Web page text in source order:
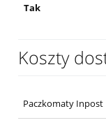
Tak
Koszty
Cena nie zawiera
Paczkomaty Inpost